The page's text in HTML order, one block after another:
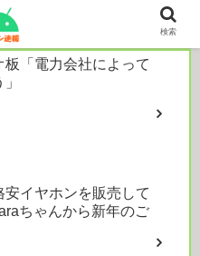
板「電力会社によって
安イヤホンを販売して
ちゃんから新年のご
検索